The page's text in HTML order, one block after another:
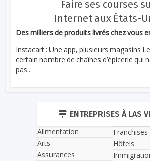
Faire ses courses
Internet aux États-
Des milliers de produits livrés chez vous
Instacart : Une app, plusieurs magasins
certain nombre de chaînes d’épicerie qui
pas...
ENTREPRISES À LAS
Alimentation
Arts
Assurances
Franchises
Hôtels